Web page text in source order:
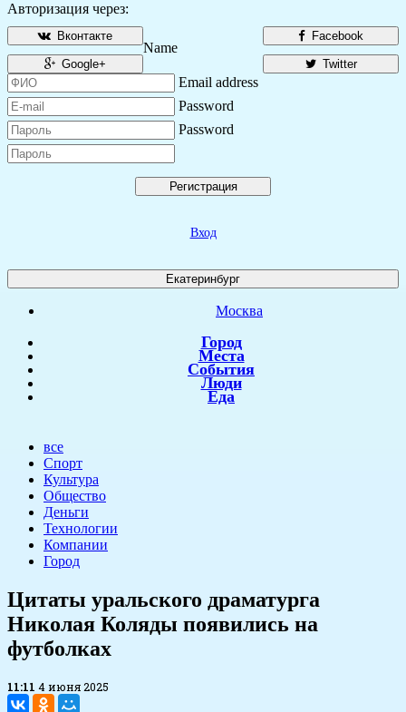
Авторизация через:
Facebook
Вконтакте
Twitter
Google+
Name
Email address
Password
Password
Регистрация
Вход
Екатеринбург
Москва
Город
Места
События
Люди
Еда
все
Спорт
Культура
Общество
Деньги
Технологии
Компании
Город
​Цитаты уральского драматурга
Николая Коляды появились на
футболках
11:11 4 июня 2025